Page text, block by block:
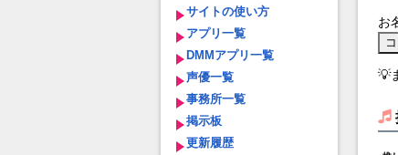
サイトの使い方
アプリ一覧
DMMアプリ一覧
声優一覧
事務所一覧
掲示板
更新履歴
お
💡